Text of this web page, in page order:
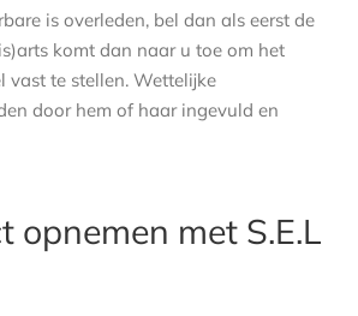
is overleden, bel dan als eerst de
komt dan naar u toe om het
vast te stellen. Wettelijke
door hem of haar ingevuld en
opnemen met S.E.L